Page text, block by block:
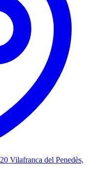
Vilafranca del Penedès,